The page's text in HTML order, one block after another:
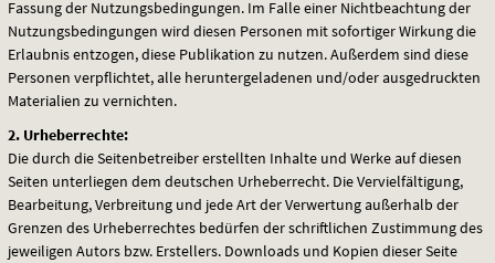
Fassung der Nutzungsbedingungen. Im Falle einer Nichtbeachtung der
Nutzungsbedingungen wird diesen Personen mit sofortiger Wirkung die
Erlaubnis entzogen, diese Publikation zu nutzen. Außerdem sind diese
Personen verpflichtet, alle heruntergeladenen und/oder ausgedruckten
Materialien zu vernichten.
2. Urheberrechte:
Die durch die Seitenbetreiber erstellten Inhalte und Werke auf diesen
Seiten unterliegen dem deutschen Urheberrecht. Die Vervielfältigung,
Bearbeitung, Verbreitung und jede Art der Verwertung außerhalb der
Grenzen des Urheberrechtes bedürfen der schriftlichen Zustimmung des
jeweiligen Autors bzw. Erstellers. Downloads und Kopien dieser Seite